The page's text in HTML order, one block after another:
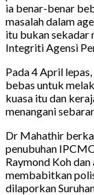
ia benar-benar
masalah dalam
itu bukan sekadar
Integriti Agensi
Pada 4 April
bebas untuk
kuasa itu dan
menangani
Dr Mahathir
penubuhan
Raymond Koh
membabitkan
dilaporkan